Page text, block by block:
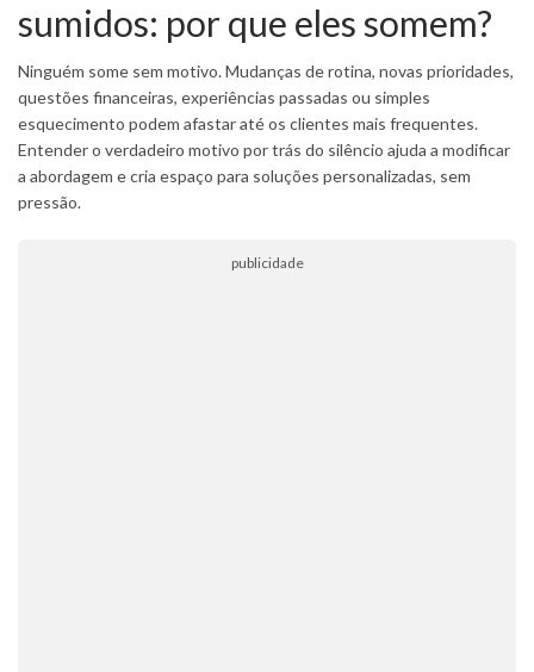
sumidos: por que eles somem?
Ninguém some sem motivo. Mudanças de rotina, novas prioridades,
questões financeiras, experiências passadas ou simples
esquecimento podem afastar até os clientes mais frequentes.
Entender o verdadeiro motivo por trás do silêncio ajuda a modificar
a abordagem e cria espaço para soluções personalizadas, sem
pressão.
publicidade